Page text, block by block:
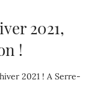
2021,
!
2021 ! A Serre-